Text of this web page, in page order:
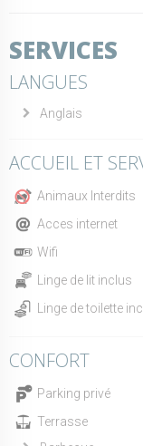
SERVICES
LANGUES
Anglais
ACCUEIL ET
Animaux Interdits
Acces internet
Wifi
Linge de lit inclus
Linge de toilette
CONFORT
Parking privé
Terrasse